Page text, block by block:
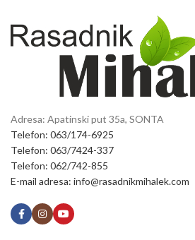
Adresa: Apatinski put 35a, SONTA
Telefon: 063/174-6925
Telefon: 063/7424-337
Telefon: 062/742-855
E-mail adresa: info@rasadnikmihalek.com